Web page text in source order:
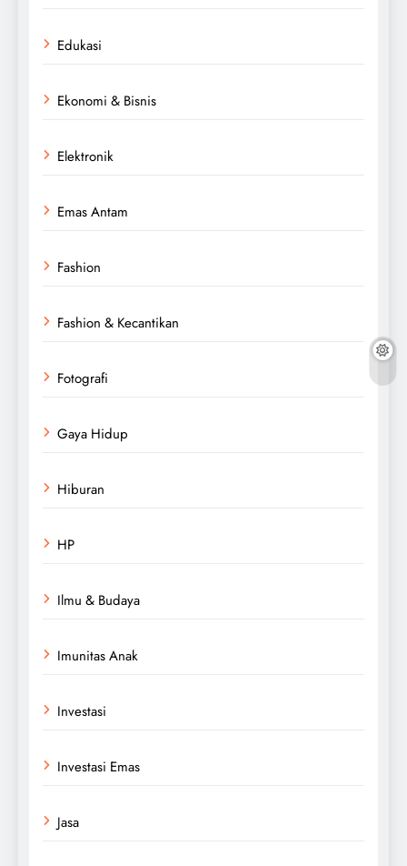
Edukasi
Ekonomi & Bisnis
Elektronik
Emas Antam
Fashion
Fashion & Kecantikan
Fotografi
Gaya Hidup
Hiburan
HP
Ilmu & Budaya
Imunitas Anak
Investasi
Investasi Emas
Jasa